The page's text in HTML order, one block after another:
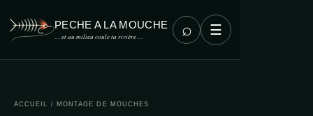
PECHE A LA MOUCHE
… et au milieu coule ta rivière … ⌕ ☰
ACCUEIL / MONTAGE DE MOUCHES